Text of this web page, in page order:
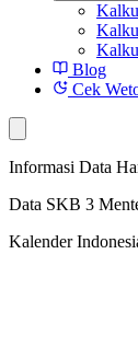
Blog
Cek
Informasi Data
Data SKB 3
Kalender